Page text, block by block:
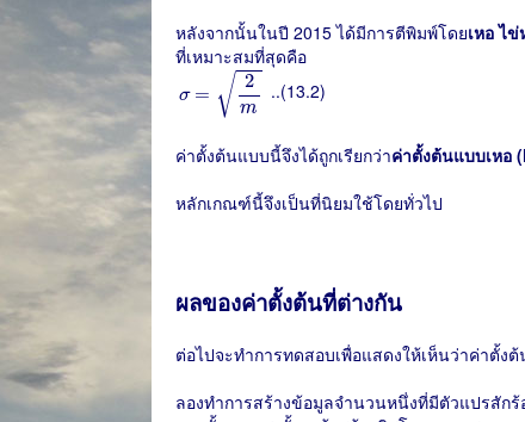
หลังจากนั้นในปี 2015 ได้มีการตีพิมพ์โดยเหอ ไ
ที่เหมาะสมที่สุดคือ
σ = √ 2
m
σ=2m
..(13.2)
ค่าตั้งต้นแบบนี้จึงได้ถูกเรียกว่าค่าตั้งต้นแบบเหอ
หลักเกณฑ์นี้จึงเป็นที่นิยมใช้โดยทั่วไป
ผลของค่าตั้งต้นที่ต่างกัน
ต่อไปจะทำการทดสอบเพื่อแสดงให้เห็นว่าค่าตั้ง
ลองทำการสร้างข้อมูลจำนวนหนึ่งที่มีตัวแปรสั